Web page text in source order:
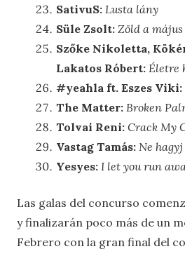
SativuS: Lusta lány
Süle Zsolt: Zöld a május
Szőke Nikoletta,
Lakatos Róbert: Életre
#yeahla ft. Eszes Viki:
The Matter: Broken
Tolvai Reni: Crack My
Vastag Tamás: Ne
Yesyes: I let you run
Las galas del concurso
y finalizarán poco más de un
Febrero con la gran final del